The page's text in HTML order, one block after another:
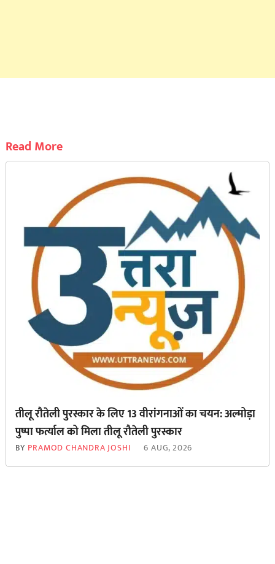
Read More
तीलू रौतेली पुरस्कार के लिए 13 वीरांगनाओं का चयन: अल्मोड़ा
पुष्पा फर्त्याल को मिला तीलू रौतेली पुरस्कार
BY PRAMOD CHANDRA JOSHI 6 AUG, 2026